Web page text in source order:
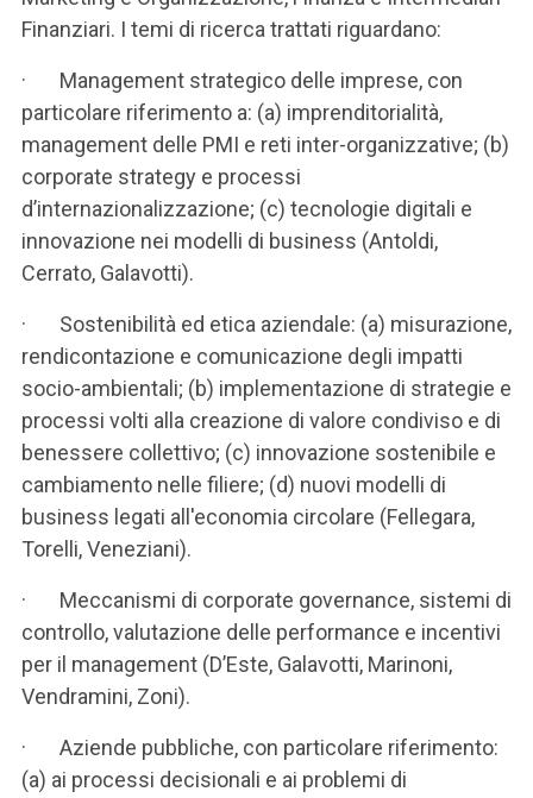
Finanziari. I temi di ricerca trattati riguardano:
· Management strategico delle imprese, con
particolare riferimento a: (a) imprenditorialità,
management delle PMI e reti inter-organizzative; (b)
corporate strategy e processi
d’internazionalizzazione; (c) tecnologie digitali e
innovazione nei modelli di business (Antoldi,
Cerrato, Galavotti).
· Sostenibilità ed etica aziendale: (a) misurazione,
rendicontazione e comunicazione degli impatti
socio-ambientali; (b) implementazione di strategie e
processi volti alla creazione di valore condiviso e di
benessere collettivo; (c) innovazione sostenibile e
cambiamento nelle filiere; (d) nuovi modelli di
business legati all'economia circolare (Fellegara,
Torelli, Veneziani).
· Meccanismi di corporate governance, sistemi di
controllo, valutazione delle performance e incentivi
per il management (D’Este, Galavotti, Marinoni,
Vendramini, Zoni).
· Aziende pubbliche, con particolare riferimento:
(a) ai processi decisionali e ai problemi di